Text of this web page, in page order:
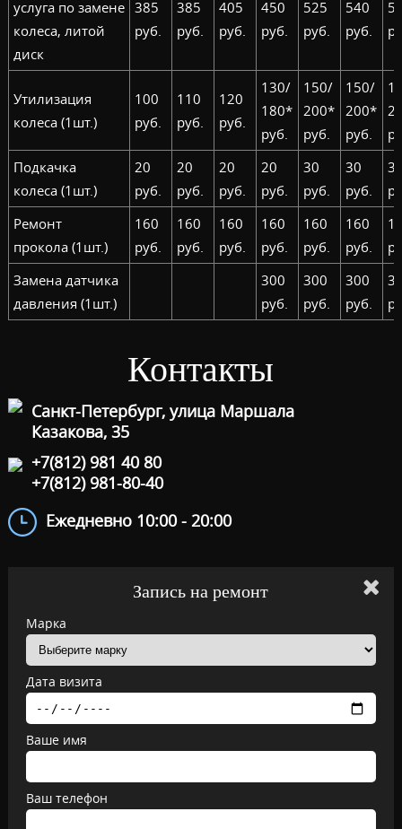
услуга по замене
колеса, литой
диск
385
руб.
385
руб.
405
руб.
450
руб.
525
руб.
540
руб.
Утилизация
колеса (1шт.)
100
руб.
110
руб.
120
руб.
130/
180*
руб.
150/
200*
руб.
150/
200*
руб.
Подкачка
колеса (1шт.)
20
руб.
20
руб.
20
руб.
20
руб.
30
руб.
30
руб.
Ремонт
прокола (1шт.)
160
руб.
160
руб.
160
руб.
160
руб.
160
руб.
160
руб.
Замена датчика
давления (1шт.)
300
руб.
300
руб.
300
руб.
Контакты
Санкт-Петербург, улица Маршала
Казакова, 35
+7(812) 981 40 80
+7(812) 981-80-40
Ежедневно 10:00 - 20:00
Запись на ремонт
Марка
Дата визита
Ваше имя
Ваш телефон